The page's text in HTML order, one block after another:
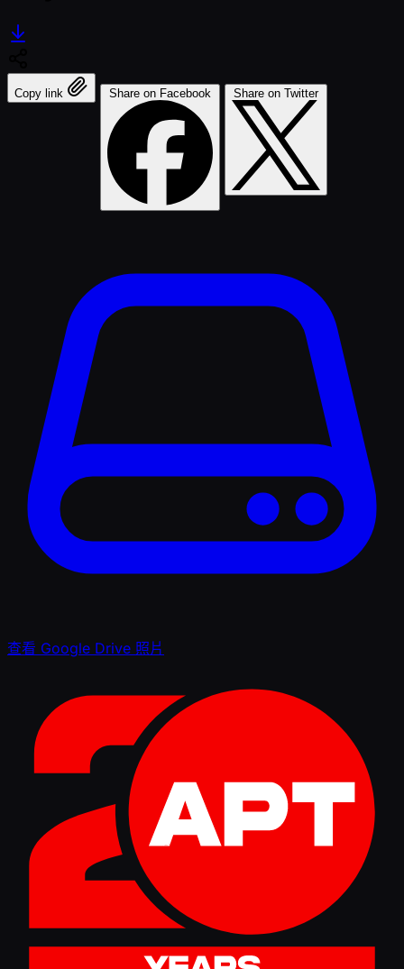
Copy link Share on Facebook Share on Twitter
查看 Google Drive 照片